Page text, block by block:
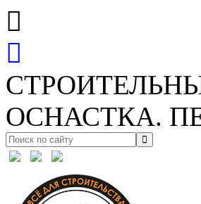
ОСНАСТКА.